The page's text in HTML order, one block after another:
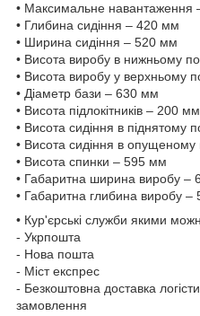
• Максимальне навантаження
• Глибина сидіння – 420 мм
• Ширина сидіння – 520 мм
• Висота виробу в нижньому
• Висота виробу у верхньому
• Діаметр бази – 630 мм
• Висота підлокітників – 200 мм
• Висота сидіння в піднятому
• Висота сидіння в
• Висота спинки – 595 мм
• Габаритна ширина виробу –
• Габаритна глибина виробу
• Кур'єрські служби якими
- Укрпошта
- Нова пошта
- Міст експрес
- Безкоштовна доставка
замовлення